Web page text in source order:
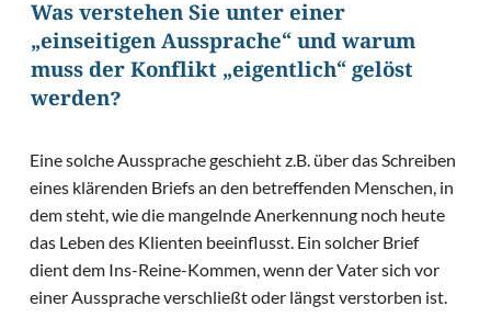
Was verstehen Sie unter einer
„einseitigen Aussprache“ und warum
muss der Konflikt „eigentlich“ gelöst
werden?
Eine solche Aussprache geschieht z.B. über das Schreiben
eines klärenden Briefs an den betreffenden Menschen, in
dem steht, wie die mangelnde Anerkennung noch heute
das Leben des Klienten beeinflusst. Ein solcher Brief
dient dem Ins-Reine-Kommen, wenn der Vater sich vor
einer Aussprache verschließt oder längst verstorben ist.